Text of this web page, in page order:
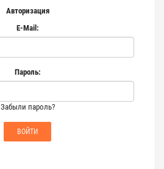
Авторизация
E-Mail:
Пароль:
Забыли пароль?